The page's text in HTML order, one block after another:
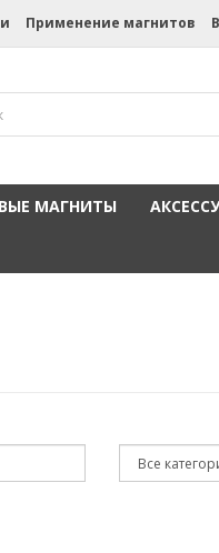
Применение магнитов
МАГНИТЫ